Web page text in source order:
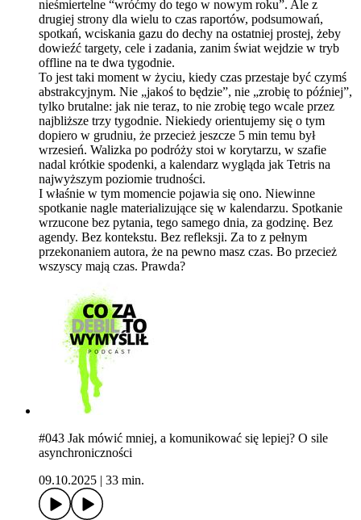
nieśmiertelne “wróćmy do tego w nowym roku”. Ale z
drugiej strony dla wielu to czas raportów, podsumowań,
spotkań, wciskania gazu do dechy na ostatniej prostej, żeby
dowieźć targety, cele i zadania, zanim świat wejdzie w tryb
offline na te dwa tygodnie.
To jest taki moment w życiu, kiedy czas przestaje być czymś
abstrakcyjnym. Nie „jakoś to będzie”, nie „zrobię to później”,
tylko brutalne: jak nie teraz, to nie zrobię tego wcale przez
najbliższe trzy tygodnie. Niekiedy orientujemy się o tym
dopiero w grudniu, że przecież jeszcze 5 min temu był
wrzesień. Walizka po podróży stoi w korytarzu, w szafie
nadal krótkie spodenki, a kalendarz wygląda jak Tetris na
najwyższym poziomie trudności.
I właśnie w tym momencie pojawia się ono. Niewinne
spotkanie nagle materializujące się w kalendarzu. Spotkanie
wrzucone bez pytania, tego samego dnia, za godzinę. Bez
agendy. Bez kontekstu. Bez refleksji. Za to z pełnym
przekonaniem autora, że na pewno masz czas. Bo przecież
wszyscy mają czas. Prawda?
#043 Jak mówić mniej, a komunikować się lepiej? O sile
asynchroniczności
09.10.2025
33 min.